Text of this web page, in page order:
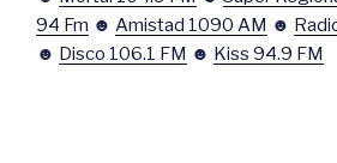
94 Fm ☻ Amistad 1090 AM ☻
☻ Disco 106.1 FM ☻ Kiss 94.9 FM